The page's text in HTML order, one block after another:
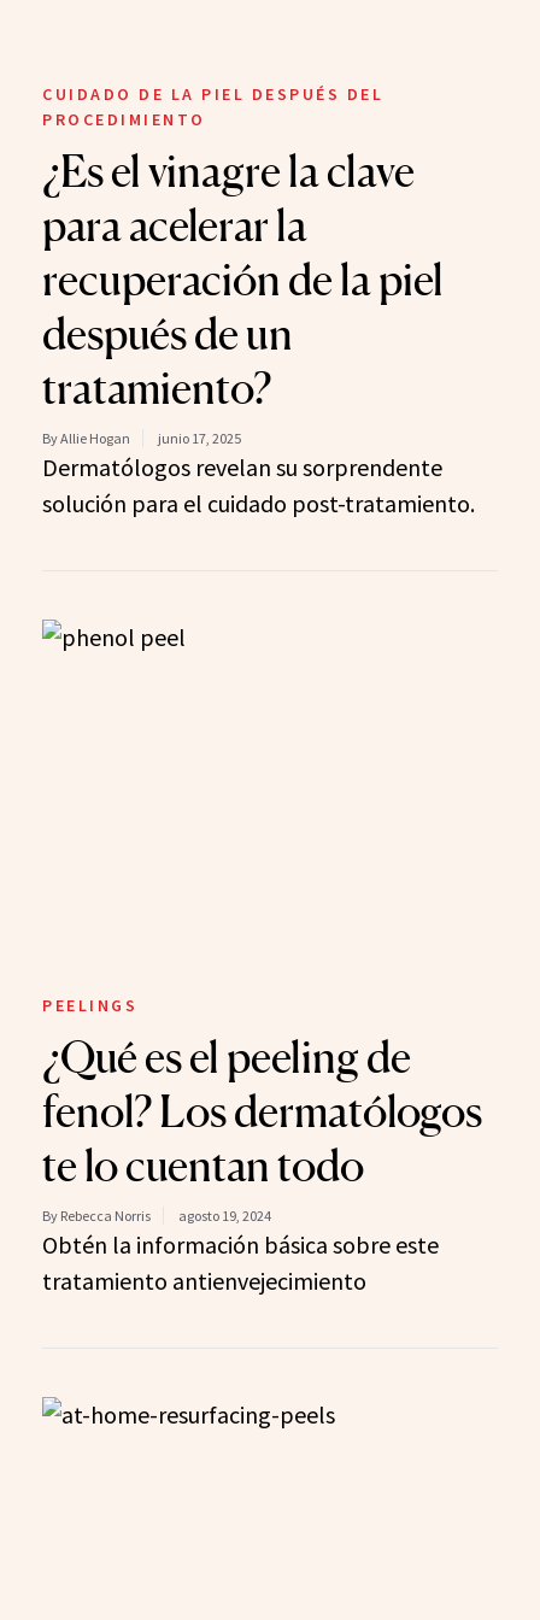
CUIDADO DE LA PIEL DESPUÉS DEL
PROCEDIMIENTO
¿Es el vinagre la clave
para acelerar la
recuperación de la piel
después de un
tratamiento?
By Allie Hogan junio 17, 2025
Dermatólogos revelan su sorprendente
solución para el cuidado post-tratamiento.
PEELINGS
¿Qué es el peeling de
fenol? Los dermatólogos
te lo cuentan todo
By Rebecca Norris agosto 19, 2024
Obtén la información básica sobre este
tratamiento antienvejecimiento